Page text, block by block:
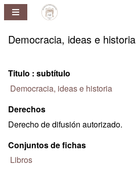
Repositorio
Ney
Ferreira
Democracia, ideas e historia
Titulo : subtítulo
Democracia, ideas e historia
Derechos
Derecho de difusión autorizado.
Conjuntos de fichas
Libros